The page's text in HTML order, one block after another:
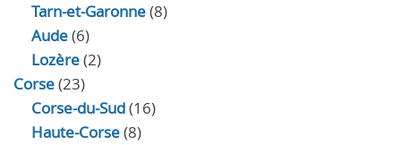
Tarn-et-Garonne(8)
Aude(6)
Lozère(2)
Corse(23)
Corse-du-Sud(16)
Haute-Corse(8)